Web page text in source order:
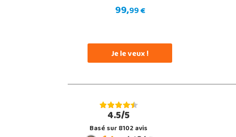
99,99 €
Je le veux !
4.5/5
Basé sur 8102 avis